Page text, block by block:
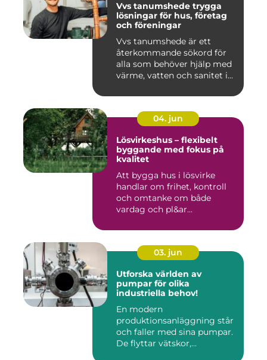
Vvs tanumshede trygga
lösningar för hus, företag
och föreningar
Vvs tanumshede är ett
återkommande sökord för
alla som behöver hjälp med
värme, vatten och sanitet i...
04. jun
Lösvirkeshus – flexibelt
byggande med fokus på
kvalitet
Att bygga hus i lösvirke
handlar om frihet, kontroll
och omtanke om både
vardag och pl&ar...
03. jun
Utforska världen av
pumpar för olika
industriella behov!
En modern
produktionsanläggning står
och faller med sina pumpar.
De flyttar vätskor,...